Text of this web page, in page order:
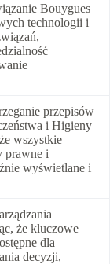
Bouygues
technologii i
przepisów
i Higieny
wszystkie
prawne i
wyświetlane i
że kluczowe
dla
decyzji,